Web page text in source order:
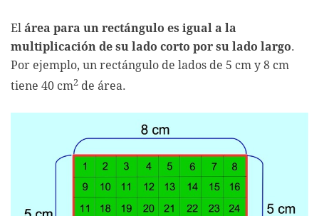
El área para un rectángulo es igual a la
multiplicación de su lado corto por su lado largo.
Por ejemplo, un rectángulo de lados de 5 cm y 8 cm
tiene 40 cm2 de área.